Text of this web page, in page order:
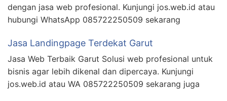
dengan jasa web profesional. Kunjungi jos.web.id atau
hubungi WhatsApp 085722250509 sekarang
Jasa Landingpage Terdekat Garut
Jasa Web Terbaik Garut Solusi web profesional untuk
bisnis agar lebih dikenal dan dipercaya. Kunjungi
jos.web.id atau WA 085722250509 sekarang juga